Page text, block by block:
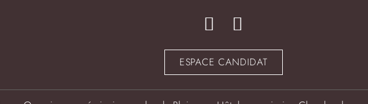
ESPACE CANDIDAT